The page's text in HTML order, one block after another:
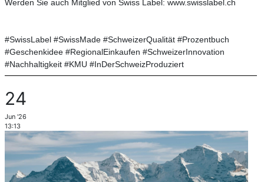
Werden Sie auch Mitglied von Swiss Label: www.swisslabel.ch
#SwissLabel #SwissMade #SchweizerQualität #Prozentbuch
#Geschenkidee #RegionalEinkaufen #SchweizerInnovation
#Nachhaltigkeit #KMU #InDerSchweizProduziert
24
Jun '26
13:13